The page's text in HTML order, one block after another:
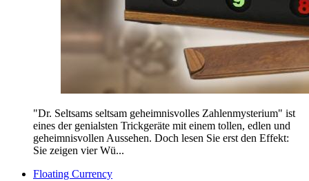
"Dr. Seltsams seltsam geheimnisvolles Zahlenmysterium" ist
eines der genialsten Trickgeräte mit einem tollen, edlen und
geheimnisvollen Aussehen. Doch lesen Sie erst den Effekt:
Sie zeigen vier Wü...
Floating Currency